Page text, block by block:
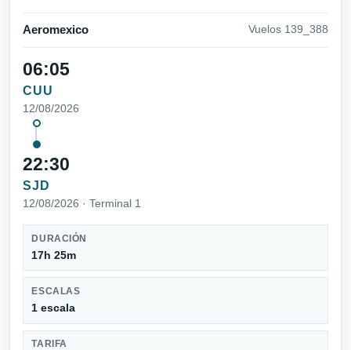
Aeromexico Vuelos 139_388
06:05
CUU
12/08/2026
22:30
SJD
12/08/2026 · Terminal 1
DURACIÓN
17h 25m
ESCALAS
1 escala
TARIFA